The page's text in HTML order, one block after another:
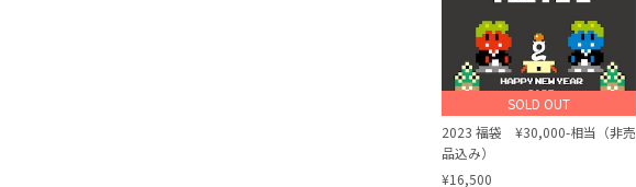
SOLD OUT
2023 福袋 ¥30,000-相当（非売
品込み）
¥16,500